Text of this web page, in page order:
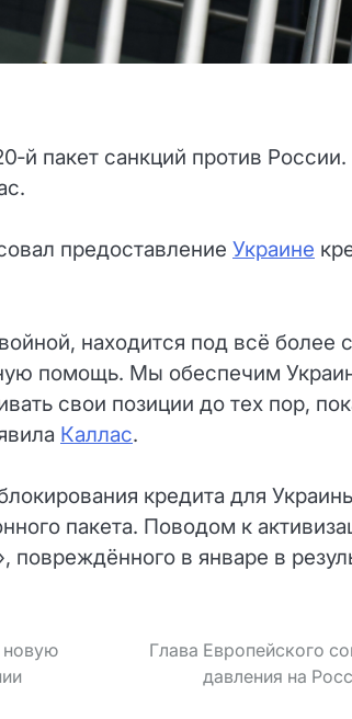
пакет санкций против
предоставление Украине
находится под всё
помощь. Мы обеспечим
свои позиции до тех пор,
Каллас.
кредита для
пакета. Поводом к
повреждённого в январе в
новую
Глава Европейского
давления на